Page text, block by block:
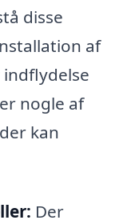
disse
af
indflydelse
nogle af
kan
Der